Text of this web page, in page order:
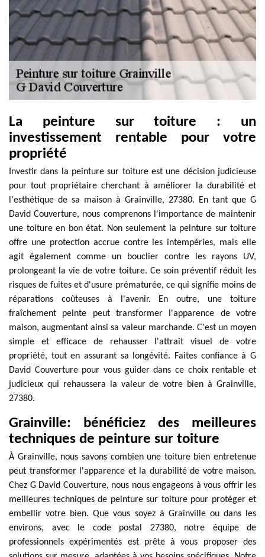
La peinture sur toiture : un
investissement rentable pour votre
propriété
Investir dans la peinture sur toiture est une décision judicieuse
pour tout propriétaire cherchant à améliorer la durabilité et
l'esthétique de sa maison à Grainville, 27380. En tant que G
David Couverture, nous comprenons l'importance de maintenir
une toiture en bon état. Non seulement la peinture sur toiture
offre une protection accrue contre les intempéries, mais elle
agit également comme un bouclier contre les rayons UV,
prolongeant la vie de votre toiture. Ce soin préventif réduit les
risques de fuites et d'usure prématurée, ce qui signifie moins de
réparations coûteuses à l'avenir. En outre, une toiture
fraîchement peinte peut transformer l'apparence de votre
maison, augmentant ainsi sa valeur marchande. C'est un moyen
simple et efficace de rehausser l'attrait visuel de votre
propriété, tout en assurant sa longévité. Faites confiance à G
David Couverture pour vous guider dans ce choix rentable et
judicieux qui rehaussera la valeur de votre bien à Grainville,
27380.
Grainville: bénéficiez des meilleures
techniques de peinture sur toiture
À Grainville, nous savons combien une toiture bien entretenue
peut transformer l'apparence et la durabilité de votre maison.
Chez G David Couverture, nous nous engageons à vous offrir les
meilleures techniques de peinture sur toiture pour protéger et
embellir votre bien. Que vous soyez à Grainville ou dans les
environs, avec le code postal 27380, notre équipe de
professionnels expérimentés est prête à vous proposer des